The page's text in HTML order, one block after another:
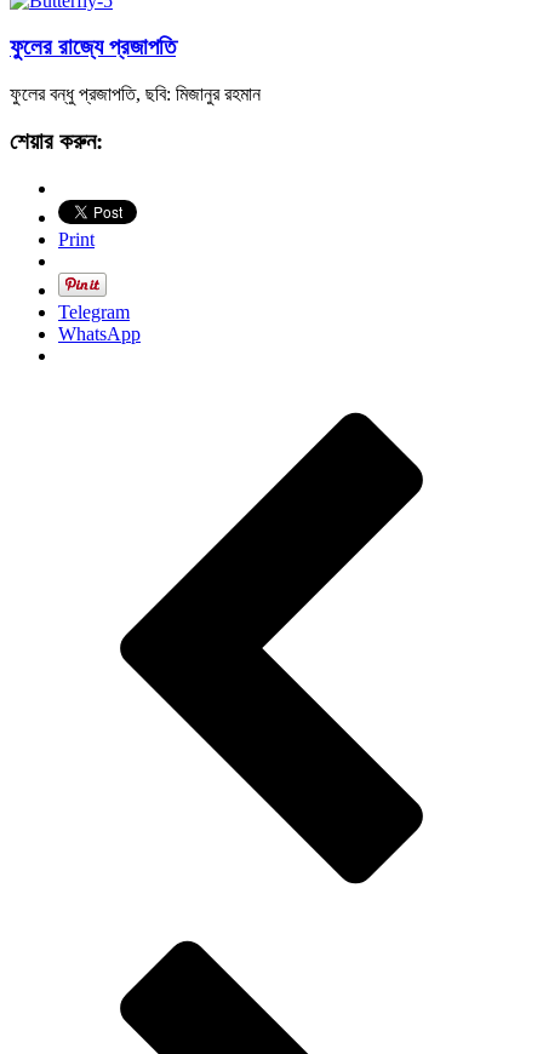
ফুলের রাজ্যে প্রজাপতি
ফুলের বন্ধু প্রজাপতি, ছবি: মিজানুর রহমান
শেয়ার করুন:
Print
Telegram
WhatsApp